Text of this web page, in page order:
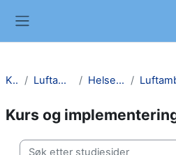
Kurs Luftambulanse Helse Sør-Øst
Kurs og
Søk etter studiesider